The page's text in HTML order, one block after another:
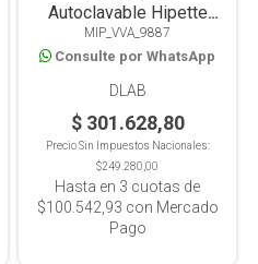
Autoclavable Hipette
Colorful Volumen
Variable 500-5000ul
MIP_VVA_9887
Consulte por WhatsApp
DLAB
$ 301.628,80
Precio Sin Impuestos Nacionales:
$249.280,00
Hasta en 3 cuotas de
$100.542,93 con Mercado
Pago